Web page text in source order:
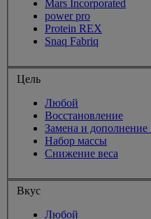
Mars Incorporated
power pro
Protein REX
Snaq Fabriq
Цель
Любой
Восстановление
Замена и дополнение
Набор массы
Снижение веса
Вкус
Любой